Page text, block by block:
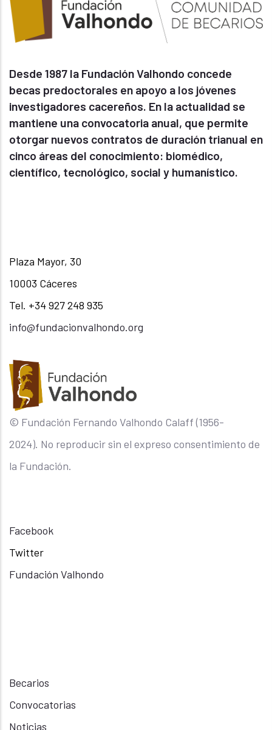
Desde 1987 la Fundación Valhondo concede
becas predoctorales en apoyo a los jóvenes
investigadores cacereños. En la actualidad se
mantiene una convocatoria anual, que permite
otorgar nuevos contratos de duración trianual en
cinco áreas del conocimiento: biomédico,
científico, tecnológico, social y humanístico.
Plaza Mayor, 30
10003 Cáceres
Tel. +34 927 248 935
info@fundacionvalhondo.org
© Fundación Fernando Valhondo Calaff (1956-
2024). No reproducir sin el expreso consentimiento de
la Fundación.
Facebook
Twitter
Fundación Valhondo
Becarios
Convocatorias
Noticias